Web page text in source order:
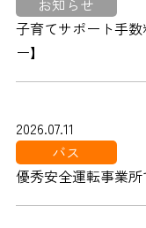
お知らせ
子育てサポート手
ー】
2026.07.11
バス
優秀安全運転事業